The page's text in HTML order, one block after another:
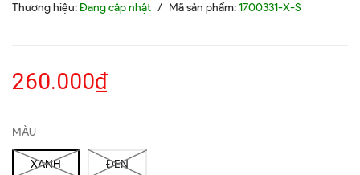
Thương hiệu:Đang cập nhật / Mã sản phẩm:1700331-X-S
260.000₫
MÀU
XANH ĐEN